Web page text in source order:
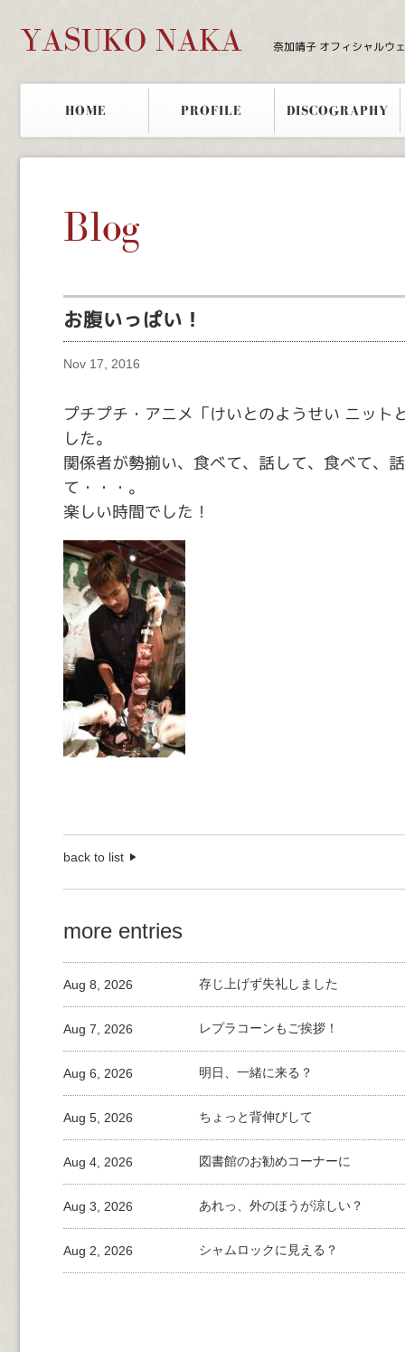
YASUKO NAKA 奈加靖子 オフィシャルウ
HOME PROFILE DISCOGRAPHY
Blog
お腹いっぱい！
Nov 17, 2016
プチプチ・アニメ「けいとのようせい ニット
した。
関係者が勢揃い、食べて、話して、食べて、
て・・・。
楽しい時間でした！
back to list
more entries
存じ上げず失礼しました
Aug 8, 2026
レプラコーンもご挨拶！
Aug 7, 2026
明日、一緒に来る？
Aug 6, 2026
ちょっと背伸びして
Aug 5, 2026
図書館のお勧めコーナーに
Aug 4, 2026
あれっ、外のほうが涼しい？
Aug 3, 2026
シャムロックに見える？
Aug 2, 2026